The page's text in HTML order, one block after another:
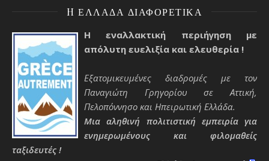
H ΕΛΛΆΔΑ ΔΙΑΦΟΡΕΤΙΚΆ
Η εναλλακτική περιήγηση με
απόλυτη ευελιξία και ελευθερία !
Εξατομικευμένες διαδρομές με τον
Παναγιώτη Γρηγορίου σε Αττική,
Πελοπόννησο και Ηπειρωτική Ελλάδα.
Μια αληθινή πολιτιστική εμπειρία για
ενημερωμένους και φιλομαθείς
ταξιδευτές !